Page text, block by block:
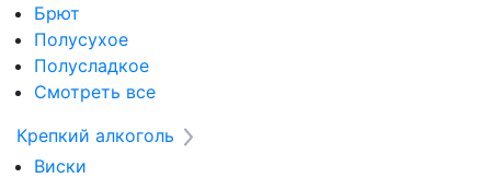
Брют
Полусухое
Полусладкое
Смотреть все
Крепкий алкоголь
Виски